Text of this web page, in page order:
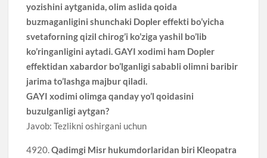
yozishini aytganida, olim aslida qoida
buzmaganligini shunchaki Dopler effekti bo’yicha
svetaforning qizil chirog’i ko’ziga yashil bo’lib
ko’ringanligini aytadi. GAYI xodimi ham Dopler
effektidan xabardor bo’lganligi sababli olimni baribir
jarima to’lashga majbur qiladi.
GAYI xodimi olimga qanday yo’l qoidasini
buzulganligi aytgan?
Javob: Tezlikni oshirgani uchun
4920.Qadimgi Misr hukumdorlaridan biri Kleopatra